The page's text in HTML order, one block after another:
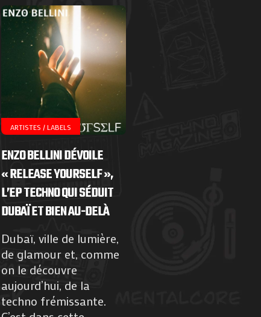
ARTISTES / LABELS
ENZO BELLINI DÉVOILE
« RELEASE YOURSELF »,
L’EP TECHNO QUI SÉDUIT
DUBAÏ ET BIEN AU-DELÀ
Dubaï, ville de lumière,
de glamour et, comme
on le découvre
aujourd’hui, de la
techno frémissante.